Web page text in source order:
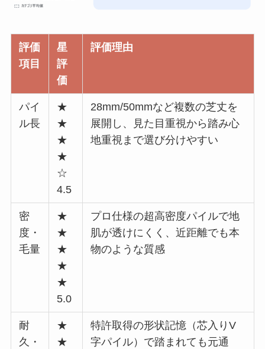
評価
項目
星
評
価
評価理由
パイ
ル長
★
★
★
★
☆
4.5
28mm/50mmなど複数の芝丈を
展開し、見た目重視から踏み心
地重視まで選び分けやすい
密
度・
毛量
★
★
★
★
★
5.0
プロ仕様の超高密度パイルで地
肌が透けにくく、近距離でも本
物のような質感
耐
久・
★
★
特許取得の形状記憶（芯入りV
字パイル）で踏まれても元通